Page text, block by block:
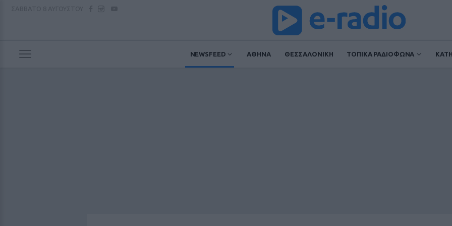
NEWSFEED ΑΘΗΝΑ ΘΕΣΣΑΛΟΝΙΚΗ ΤΟΠΙΚΑ ΡΑΔΙΟΦΩΝΑ